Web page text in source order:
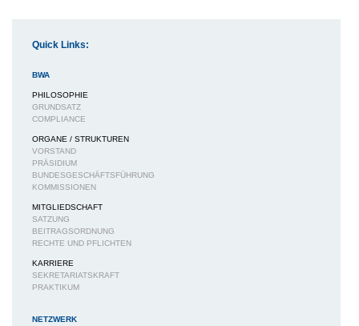
Quick Links:
BWA
PHILOSOPHIE
GRUNDSATZ
COMPLIANCE
ORGANE / STRUKTUREN
VORSTAND
PRÄSIDIUM
BUNDESGESCHÄFTSFÜHRUNG
KOMMISSIONEN
MITGLIEDSCHAFT
SATZUNG
BEITRAGSORDNUNG
RECHTE UND PFLICHTEN
KARRIERE
SEKRETARIATSKRAFT
PRAKTIKUM
NETZWERK